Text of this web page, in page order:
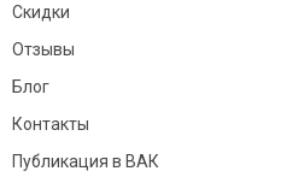
Скидки
Отзывы
Блог
Контакты
Публикация в ВАК